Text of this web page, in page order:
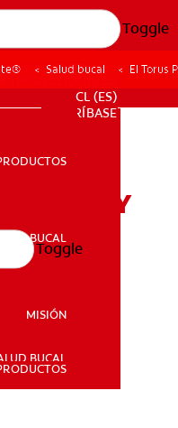
Toggle
SALUD BUCAL
PROFESIONALES
CL (ES)
SUSCRÍBASE
BUCAL
MISIÓN
BUCAL
Toggle
Salud bucal El Torus
Causas Y